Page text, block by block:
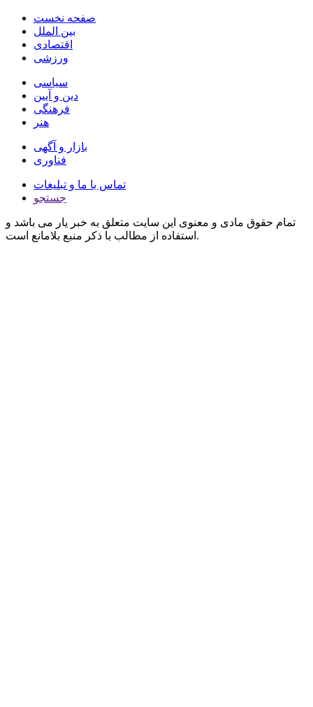
صفحه نخست
بین الملل
اقتصادی
ورزشی
سیاسی
دین و آیین
فرهنگی
هنر
بازار و آگهی
فناوری
تماس با ما و تبلیغات
جستجو
تمام حقوق مادی و معنوی این سایت متعلق به خبر یار می باشد و
استفاده از مطالب با ذکر منبع بلامانع است.